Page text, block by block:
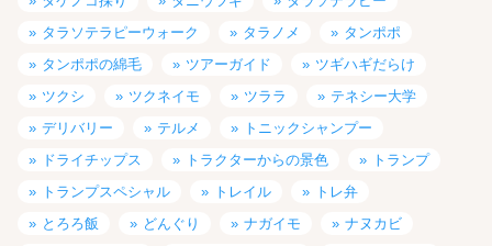
タラソテラピーウォーク
タラノメ
タンポポ
タンポポの綿毛
ツアーガイド
ツギハギだらけ
ツクシ
ツクネイモ ツララ
テネシー大学
デリバリー
テルメ
トニックシャンプー
ドライチップス
トラクターからの景色
トランプ
トランプスペシャル
トレイル
トレ弁
とろろ飯
どんぐり ナガイモ
ナヌカビ